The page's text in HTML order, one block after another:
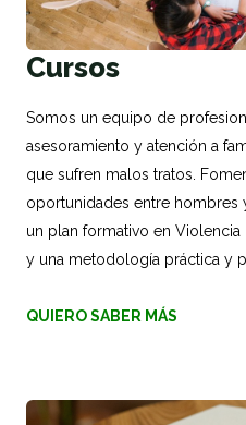
Cursos
Somos un equipo de
asesoramiento y atención a
que sufren malos tratos.
oportunidades entre hombres
un plan formativo en
y una metodología práctica y
QUIERO SABER MÁS